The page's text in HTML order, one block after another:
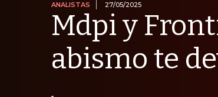
ANALISTAS 27/05/2025
Mdpi y
abismo te